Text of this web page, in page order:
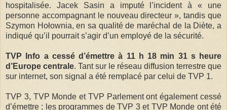
hospitalisée. Jacek Sasin a imputé l’incident à « une
personne accompagnant le nouveau directeur », tandis que
Szymon Hołownia, en sa qualité de maréchal de la Diète, a
indiqué qu’il pourrait s’agir d’un employé de la sécurité.
TVP Info a cessé d’émettre à 11 h 18 min 31 s heure
d’Europe centrale. Tant sur le réseau diffusion terrestre que
sur internet, son signal a été remplacé par celui de TVP 1.
TVP 3, TVP Monde et TVP Parlement ont également cessé
d’émettre ; les programmes de TVP 3 et TVP Monde ont été